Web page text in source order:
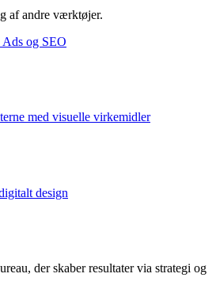
af andre værktøjer.
der skaber resultater via strategi og